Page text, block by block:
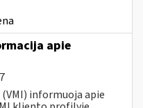
apie
informuoja apie